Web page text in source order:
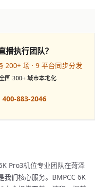
播执行团队？
200+ 场 · 9 平台同步分发
国 300+ 城市本地化
400-883-2046
Pro3机位专业团队在菏泽
我们核心服务。BMPCC 6K